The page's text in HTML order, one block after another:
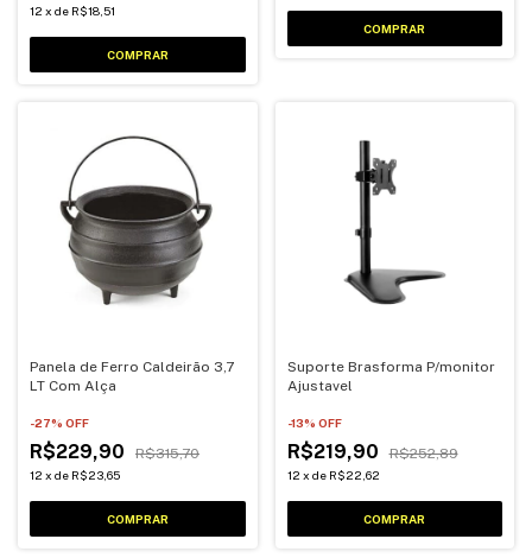
12 x de R$18,51
Panela de Ferro Caldeirão 3,7
LT Com Alça
-27% OFF
R$229,90 R$315,70
12 x de R$23,65
Suporte Brasforma P/monitor
Ajustavel
-13% OFF
R$219,90 R$252,89
12 x de R$22,62